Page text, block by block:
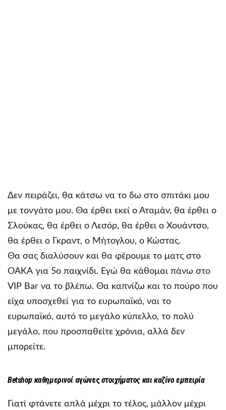
Δεν πειράζει, θα κάτσω να το δω στο σπιτάκι μου
με τονγάτο μου. Θα έρθει εκεί ο Αταμάν, θα έρθει ο
Σλούκας, θα έρθει ο Λεσόρ, θα έρθει ο Χουάντσο,
θα έρθει ο Γκραντ, ο Μήτογλου, ο Κώστας.
Θα σας διαλύσουν και θα φέρουμε το ματς στο
ΟΑΚΑ για 5ο παιχνίδι. Εγώ θα κάθομαι πάνω στο
VIP Bar να το βλέπω. Θα καπνίζω και το πούρο που
είχα υποσχεθεί για το ευρωπαϊκό, ναι το
ευρωπαϊκό, αυτό το μεγάλο κύπελλο, το πολύ
μεγάλο, που προσπαθείτε χρόνια, αλλά δεν
μπορείτε.
Betshop καθημερινοί αγώνεςστοιχήματος και καζίνο εμπειρία
Γιατί φτάνετε απλά μέχρι το τέλος, μάλλον μέχρι